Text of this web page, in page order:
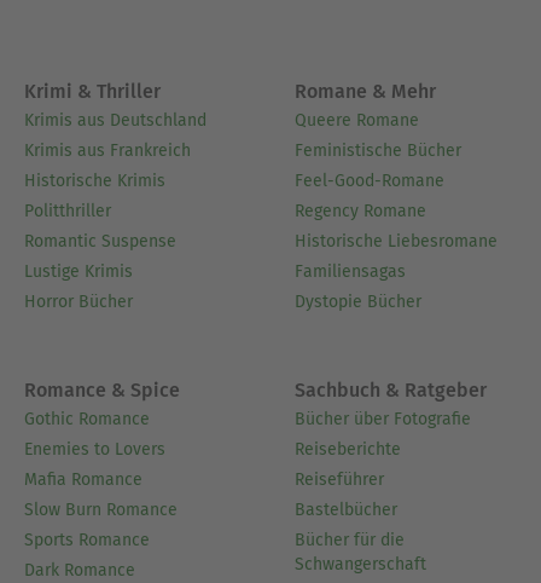
Krimi & Thriller
Krimis aus Deutschland
Krimis aus Frankreich
Historische Krimis
Politthriller
Romantic Suspense
Lustige Krimis
Horror Bücher
Romane & Mehr
Queere Romane
Feministische Bücher
Feel-Good-Romane
Regency Romane
Historische Liebesromane
Familiensagas
Dystopie Bücher
Romance & Spice
Gothic Romance
Enemies to Lovers
Mafia Romance
Slow Burn Romance
Sports Romance
Dark Romance
Sachbuch & Ratgeber
Bücher über Fotografie
Reiseberichte
Reiseführer
Bastelbücher
Bücher für die
Schwangerschaft